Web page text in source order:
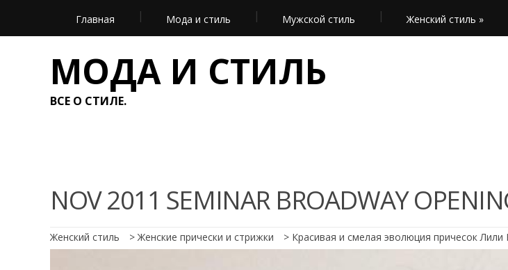
Главная Мода и стиль Мужской стиль Женский стиль »
МОДА И СТИЛЬ
ВСЕ О СТИЛЕ.
NOV 2011 SEMINAR BROADWAY
Женский стиль >Женские прически и стрижки > Красивая и смелая эволюция причесок Лили